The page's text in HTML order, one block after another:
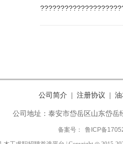
公司简介 注册协议
公司地址：泰安市岱岳区山东岱岳
备案号：
鲁ICP备